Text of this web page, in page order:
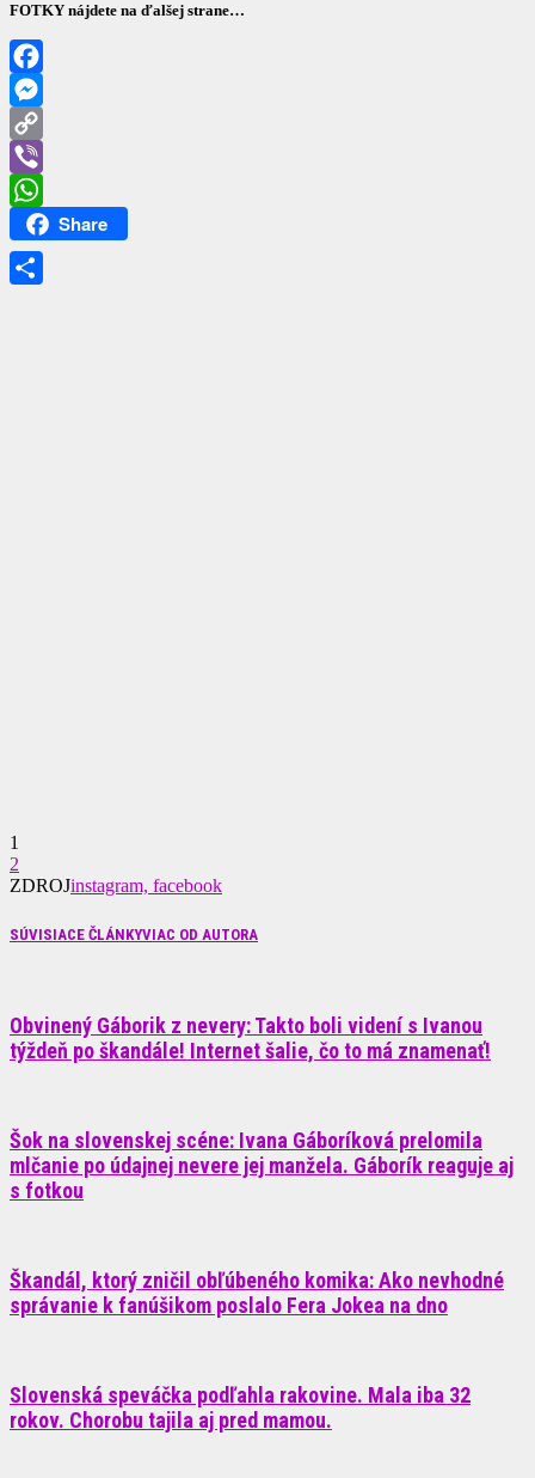
FOTKY nájdete na ďalšej strane…
Facebook
Messenger
Copy
Link
Viber
WhatsAppShare
1
2
ZDROJinstagram, facebook
SÚVISIACE ČLÁNKYVIAC OD AUTORA
Obvinený Gáborik z nevery: Takto boli videní s Ivanou
týždeň po škandále! Internet šalie, čo to má znamenať!
Šok na slovenskej scéne: Ivana Gáboríková prelomila
mlčanie po údajnej nevere jej manžela. Gáborík reaguje aj
s fotkou
Škandál, ktorý zničil obľúbeného komika: Ako nevhodné
správanie k fanúšikom poslalo Fera Jokea na dno
Slovenská speváčka podľahla rakovine. Mala iba 32
rokov. Chorobu tajila aj pred mamou.